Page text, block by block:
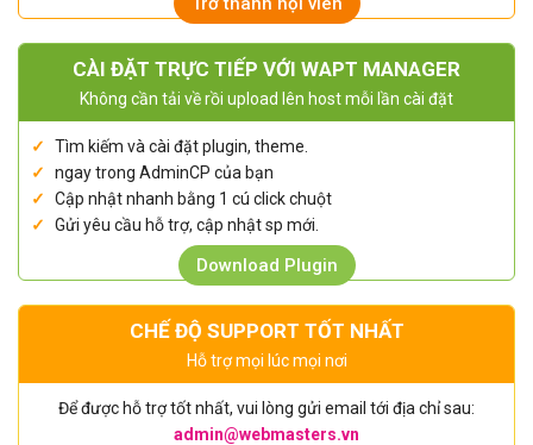
CÀI ĐẶT TRỰC TIẾP VỚI WAPT MANAGER
Không cần tải về rồi upload lên host mỗi lần cài đặt
Tìm kiếm và cài đặt plugin, theme.
ngay trong AdminCP của bạn
Cập nhật nhanh bằng 1 cú click chuột
Gửi yêu cầu hỗ trợ, cập nhật sp mới.
Download Plugin
CHẾ ĐỘ SUPPORT TỐT NHẤT
Hỗ trợ mọi lúc mọi nơi
Để được hỗ trợ tốt nhất, vui lòng gửi email tới địa chỉ sau:
admin@webmasters.vn